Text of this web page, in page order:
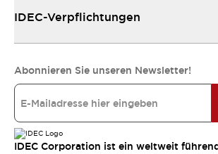
IDEC-Verpflichtungen
Abonnieren Sie unseren Newsletter!
IDEC Corporation ist ein weltweit